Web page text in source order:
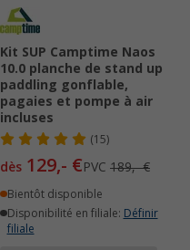
Kit SUP Camptime Naos
10.0 planche de stand up
paddling gonflable,
pagaies et pompe à air
incluses
(15)
dès 129,- €PVC 189,- €
Bientôt disponible
Disponibilité en filiale: Définir
filiale